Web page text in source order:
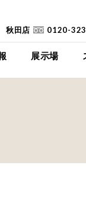
展示場
下瀬平屋モデルハウ
秋田店 0120-